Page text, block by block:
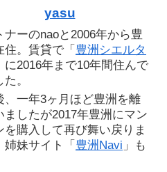
yasu
ナーのnaoと2006年から豊
住。賃貸で「 豊洲シエルタ
に2016年まで10年間住んで
。
、一年3ヶ月ほど豊洲を離
ましたが2017年豊洲にマン
を購入して再び舞い戻りま
姉妹サイト「 豊洲Navi 」も